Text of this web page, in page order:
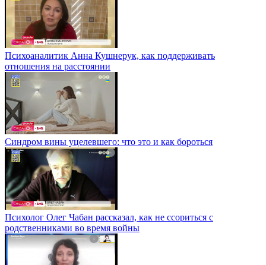
Психоаналитик Анна Кушнерук, как поддерживать
отношения на расстоянии
Синдром вины уцелевшего: что это и как бороться
Психолог Олег Чабан рассказал, как не ссориться с
родственниками во время войны